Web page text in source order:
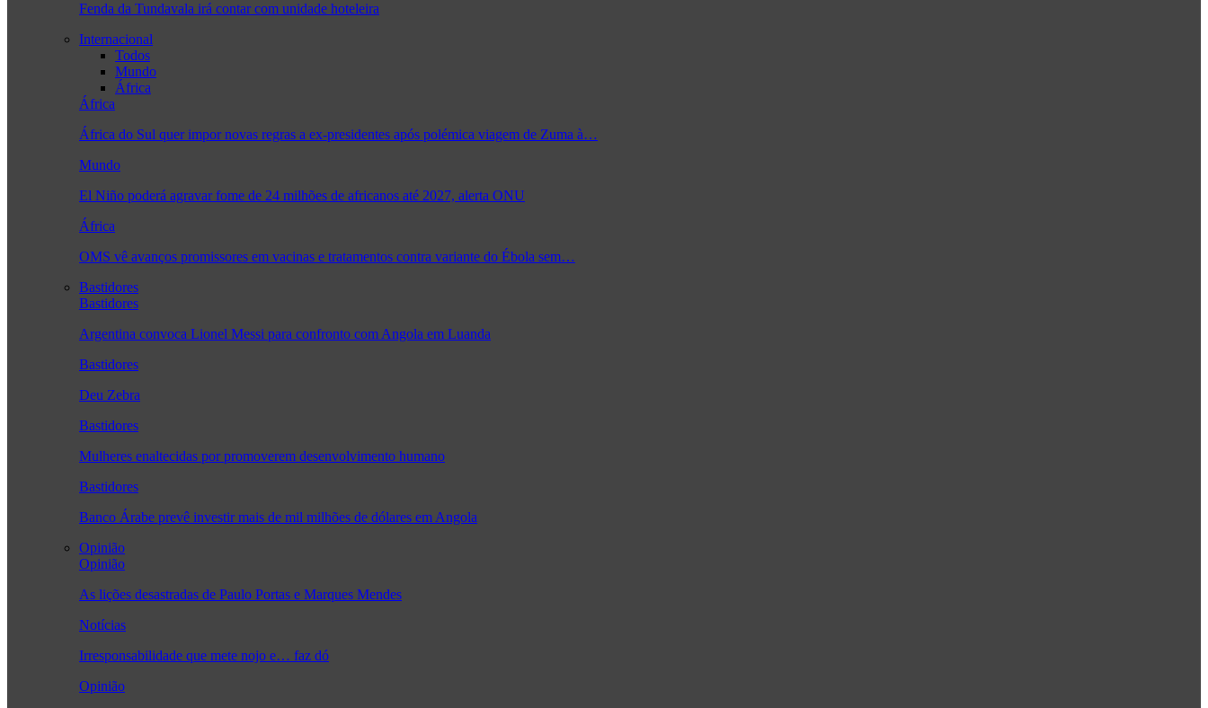
Fenda da Tundavala irá contar com unidade hoteleira
Internacional
Todos
Mundo
África
África
África do Sul quer impor novas regras a ex-presidentes após polémica viagem de Zuma à…
Mundo
El Niño poderá agravar fome de 24 milhões de africanos até 2027, alerta ONU
África
OMS vê avanços promissores em vacinas e tratamentos contra variante do Ébola sem…
Bastidores
Bastidores
Argentina convoca Lionel Messi para confronto com Angola em Luanda
Bastidores
Deu Zebra
Bastidores
Mulheres enaltecidas por promoverem desenvolvimento humano
Bastidores
Banco Árabe prevê investir mais de mil milhões de dólares em Angola
Opinião
Opinião
As lições desastradas de Paulo Portas e Marques Mendes
Notícias
Irresponsabilidade que mete nojo e… faz dó
Opinião